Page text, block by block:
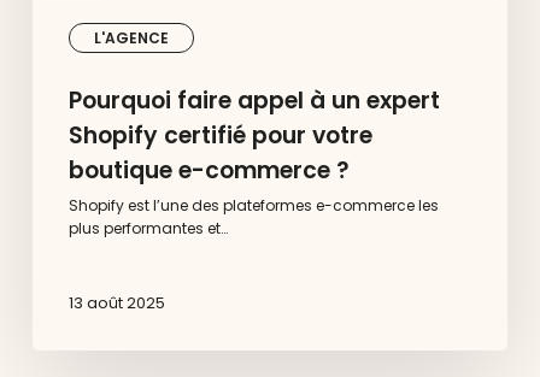
L'AGENCE
Pourquoi faire appel à un expert
Shopify certifié pour votre
boutique e-commerce ?
Shopify est l’une des plateformes e-commerce les
plus performantes et…
13 août 2025